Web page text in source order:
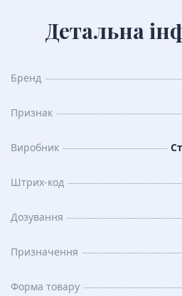
Детальна
Бренд
Признак
Виробник
Штрих-код
Дозування
Призначення
Форма товару